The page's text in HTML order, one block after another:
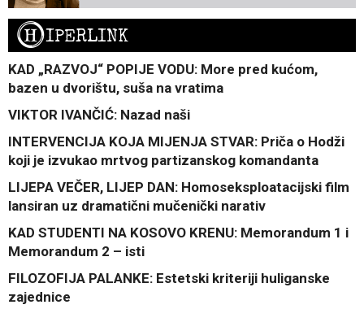
HIPERLINK
KAD „RAZVOJ“ POPIJE VODU: More pred kućom,
bazen u dvorištu, suša na vratima
VIKTOR IVANČIĆ: Nazad naši
INTERVENCIJA KOJA MIJENJA STVAR: Priča o Hodži
koji je izvukao mrtvog partizanskog komandanta
LIJEPA VEČER, LIJEP DAN: Homoseksploatacijski film
lansiran uz dramatični mučenički narativ
KAD STUDENTI NA KOSOVO KRENU: Memorandum 1 i
Memorandum 2 – isti
FILOZOFIJA PALANKE: Estetski kriteriji huliganske
zajednice